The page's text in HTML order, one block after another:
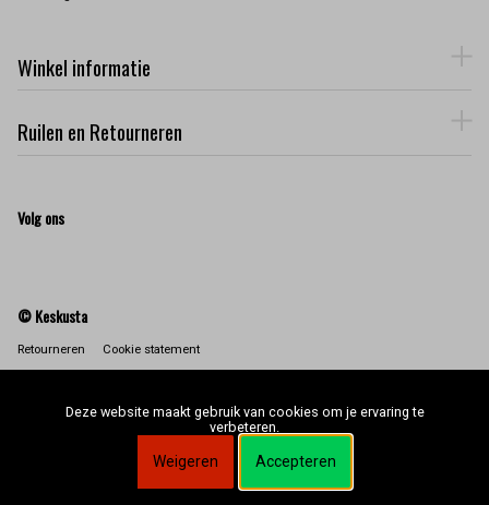
Winkel informatie
Ruilen en Retourneren
Volg ons
© Keskusta
Retourneren Cookie statement
Deze website maakt gebruik van cookies om je ervaring te
verbeteren.
Weigeren Accepteren